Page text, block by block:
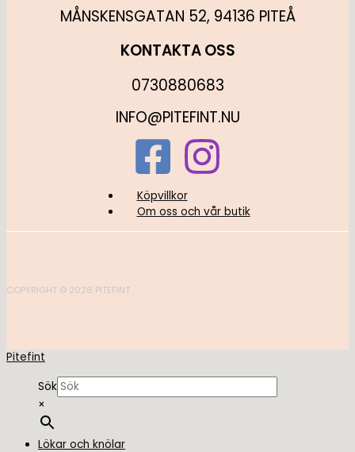
MÅNSKENSGATAN 52, 94136 PITEÅ
KONTAKTA OSS
0730880683
INFO@PITEFINT.NU
Köpvillkor
Om oss och vår butik
COPYRIGHT © 2026 PITEFINT
Pitefint
Sök
×
Lökar och knölar